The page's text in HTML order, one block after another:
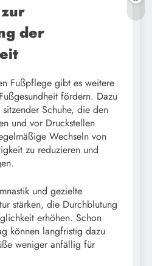
der
Fußpflege gibt es weitere
fördern. Dazu
Schuhe, die den
und vor Druckstellen
Wechseln von
zu reduzieren und
und gezielte
stärken, die Durchblutung
erhöhen. Schon
können langfristig dazu
weniger anfällig für